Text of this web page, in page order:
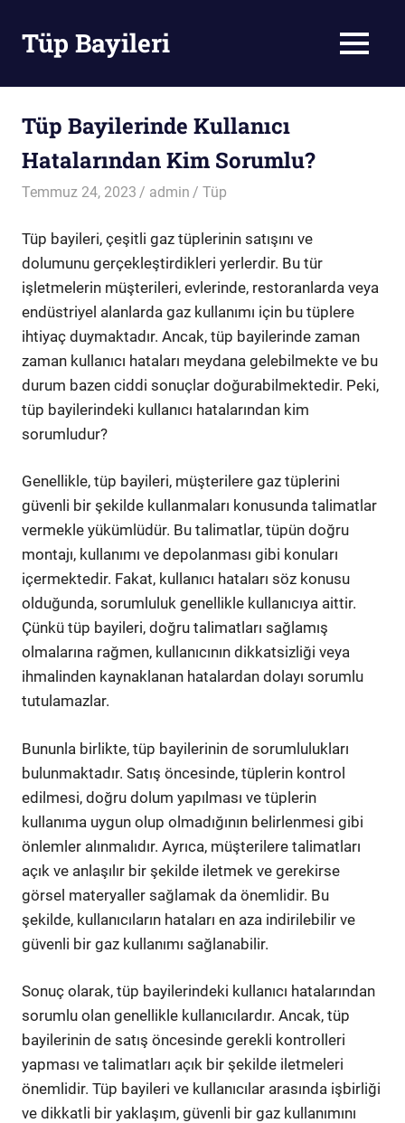
contentTüp Bayileri MENU
Tüp Bayilerinde Kullanıcı
Hatalarından Kim Sorumlu?
Temmuz 24, 2023 admin Tüp
Tüp bayileri, çeşitli gaz tüplerinin satışını ve
dolumunu gerçekleştirdikleri yerlerdir. Bu tür
işletmelerin müşterileri, evlerinde, restoranlarda veya
endüstriyel alanlarda gaz kullanımı için bu tüplere
ihtiyaç duymaktadır. Ancak, tüp bayilerinde zaman
zaman kullanıcı hataları meydana gelebilmekte ve bu
durum bazen ciddi sonuçlar doğurabilmektedir. Peki,
tüp bayilerindeki kullanıcı hatalarından kim
sorumludur?
Genellikle, tüp bayileri, müşterilere gaz tüplerini
güvenli bir şekilde kullanmaları konusunda talimatlar
vermekle yükümlüdür. Bu talimatlar, tüpün doğru
montajı, kullanımı ve depolanması gibi konuları
içermektedir. Fakat, kullanıcı hataları söz konusu
olduğunda, sorumluluk genellikle kullanıcıya aittir.
Çünkü tüp bayileri, doğru talimatları sağlamış
olmalarına rağmen, kullanıcının dikkatsizliği veya
ihmalinden kaynaklanan hatalardan dolayı sorumlu
tutulamazlar.
Bununla birlikte, tüp bayilerinin de sorumlulukları
bulunmaktadır. Satış öncesinde, tüplerin kontrol
edilmesi, doğru dolum yapılması ve tüplerin
kullanıma uygun olup olmadığının belirlenmesi gibi
önlemler alınmalıdır. Ayrıca, müşterilere talimatları
açık ve anlaşılır bir şekilde iletmek ve gerekirse
görsel materyaller sağlamak da önemlidir. Bu
şekilde, kullanıcıların hataları en aza indirilebilir ve
güvenli bir gaz kullanımı sağlanabilir.
Sonuç olarak, tüp bayilerindeki kullanıcı hatalarından
sorumlu olan genellikle kullanıcılardır. Ancak, tüp
bayilerinin de satış öncesinde gerekli kontrolleri
yapması ve talimatları açık bir şekilde iletmeleri
önemlidir. Tüp bayileri ve kullanıcılar arasında işbirliği
ve dikkatli bir yaklaşım, güvenli bir gaz kullanımını